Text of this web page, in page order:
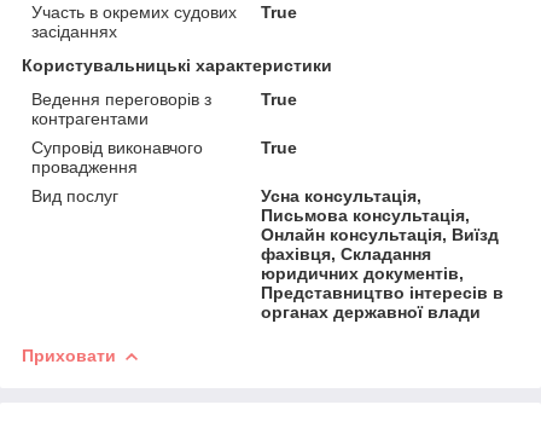
Участь в окремих судових
засіданнях
True
Користувальницькі характеристики
Ведення переговорів з
контрагентами
True
Супровід виконавчого
провадження
True
Вид послуг
Усна консультація,
Письмова консультація,
Онлайн консультація, Виїзд
фахівця, Складання
юридичних документів,
Представництво інтересів в
органах державної влади
Приховати